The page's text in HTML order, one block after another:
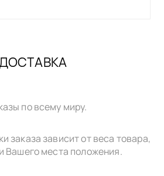
по всему миру.
заказа зависит от веса товара,
Вашего места положения.